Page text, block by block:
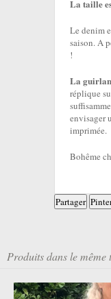
La taille
Le denim
saison. A
!
La
réplique
envisager
imprimée.
Bohême
Partager
Produits dans le même